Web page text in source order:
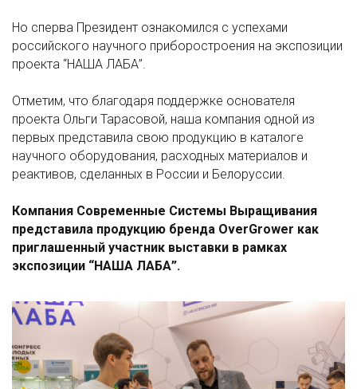
Но сперва Президент ознакомился с успехами
российского научного приборостроения на экспозиции
проекта “НАША ЛАБА”.
Отметим, что благодаря поддержке основателя
проекта Ольги Тарасовой, наша компания одной из
первых представила свою продукцию в каталоге
научного оборудования, расходных материалов и
реактивов, сделанных в России и Белоруссии.
Компания Современные Системы Выращивания
представила продукцию бренда OverGrower как
приглашенный участник выставки в рамках
экспозиции “НАША ЛАБА”.